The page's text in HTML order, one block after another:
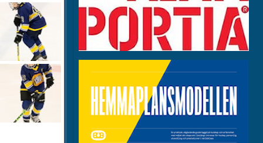
Om klubben
Länkar
Dokument